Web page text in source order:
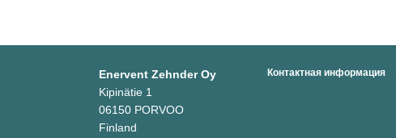
Enervent Zehnder Oy
Kipinätie 1
06150 PORVOO
Finland
Контактная информация